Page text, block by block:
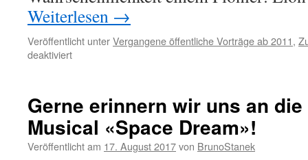
Weiterlesen →
Veröffentlicht unterVergangene öffentliche Vorträge ab 2011,
deaktiviertfür
10.11.2017
Gerne erinnern wir uns an
Musical «Space Dream»!
Veröffentlicht am 17. August 2017von BrunoStanek